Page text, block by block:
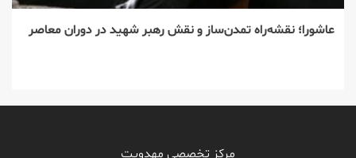
عاشورا؛ نقشه‌راه تمدن‌ساز و نقش رهبر شهید در دوران معاصر
مرکز تخصصی مهدویت